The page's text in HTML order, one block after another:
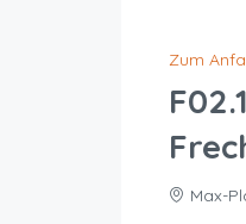
Zum
Max-